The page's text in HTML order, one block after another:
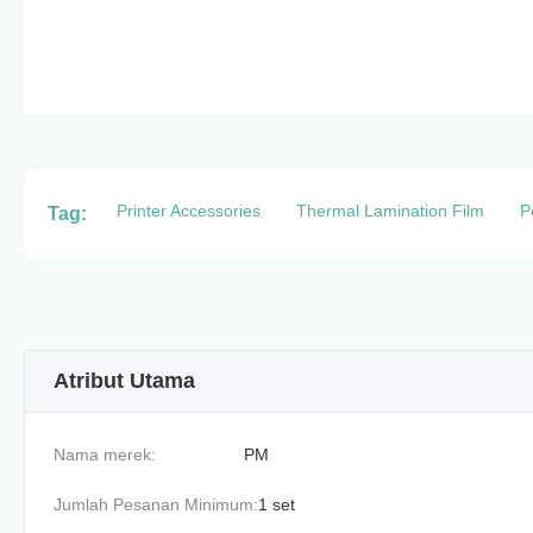
Tag: Printer Accessories Thermal Lamination Film
Atribut Utama
Nama merek: PM
Jumlah Pesanan Minimum:1 set